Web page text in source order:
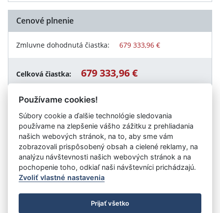
Cenové plnenie
Zmluvne dohodnutá čiastka: 679 333,96 €
Celková čiastka: 679 333,96 €
Návrat späť
Vystavil:Univerzita Komenského v Bratislave -
Úrad vlády SR
- Všetky práva vyhradené
Prehlásenie o prístupnosti
Zmluvy do 31.12.2010
Používame cookies!
Súbory cookie a ďalšie technológie sledovania
používame na zlepšenie vášho zážitku z prehliadania
našich webových stránok, na to, aby sme vám
zobrazovali prispôsobený obsah a cielené reklamy, na
analýzu návštevnosti našich webových stránok a na
pochopenie toho, odkiaľ naši návštevníci prichádzajú.
Zvoliť vlastné nastavenia
Prijať všetko